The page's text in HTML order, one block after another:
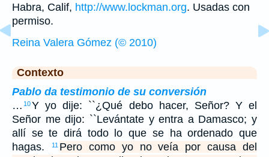
Habra, Calif, http://www.lockman.org. Usadas con
permiso.
Reina Valera Gómez (© 2010)
Contexto
Pablo da testimonio de su conversión
… 10Y yo dije: ``¿Qué debo hacer, Señor? Y el
Señor me dijo: ``Levántate y entra a Damasco; y
allí se te dirá todo lo que se ha ordenado que
hagas.
11 Pero como yo no veía por causa del